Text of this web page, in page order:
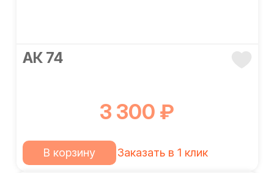
АК 74
3 300 ₽
В корзину Заказать в 1 клик